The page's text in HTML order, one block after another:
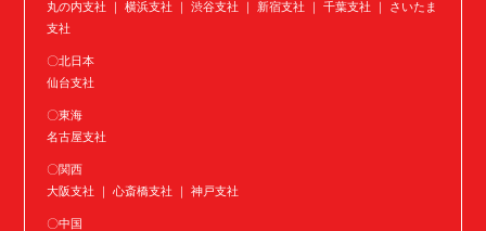
丸の内支社 ｜ 横浜支社 ｜ 渋谷支社 ｜ 新宿支社 ｜ 千葉支社 ｜ さいたま
支社
〇北日本
仙台支社
〇東海
名古屋支社
〇関西
大阪支社 ｜ 心斎橋支社 ｜ 神戸支社
〇中国